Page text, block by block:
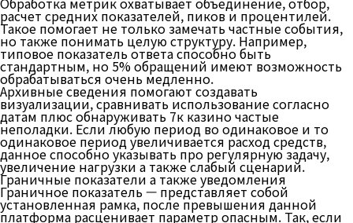
расчет средних показателей, пиков и процентилей.
Такое помогает не только замечать частные события,
но также понимать целую структуру. Например,
типовое показатель ответа способно быть
стандартным, но 5% обращений имеют возможность
обрабатываться очень медленно.
Архивные сведения помогают создавать
визуализации, сравнивать использование согласно
датам плюс обнаруживать 7к казино частые
неполадки. Если любую период во одинаковое и то
одинаковое период увеличивается расход средств,
данное способно указывать про регулярную задачу,
увеличение нагрузки а также слабый сценарий.
Граничные показатели а также уведомления
Граничное показатель — представляет собой
установленная рамка, после превышения данной
платформа расценивает параметр опасным. Так, если